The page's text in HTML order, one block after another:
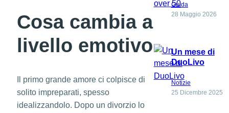
Cosa cambia a
livello emotivo
Il primo grande amore ci colpisce di
solito impreparati, spesso
idealizzandolo. Dopo un divorzio lo
Guida
28 Maggio 2026
Un mese di
DuoLivo
Notizie
25 Dicembre 2025